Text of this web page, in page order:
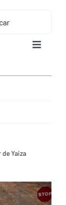
Toggle
Yaiza